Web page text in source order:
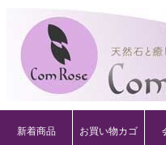
新着商品 お買い物カゴ